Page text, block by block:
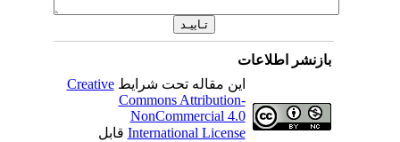
این مقاله تحت شرایطCreative
Commons Attribution-
NonCommercial 4.0
International Licenseقابل